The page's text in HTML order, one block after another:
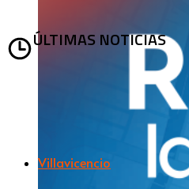
ÚLTIMAS NOTICIAS
Villavicencio